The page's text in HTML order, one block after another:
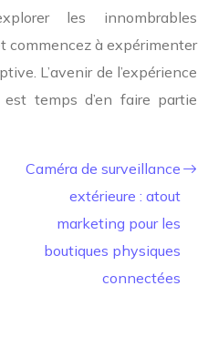
les innombrables
commencez à expérimenter
L’avenir de l’expérience
temps d’en faire partie
Caméra de surveillance
extérieure : atout
marketing pour les
boutiques physiques
connectées